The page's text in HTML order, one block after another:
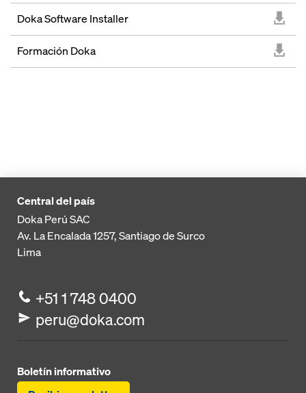
Doka Software Installer
Formación Doka
Central del país
Doka Perú SAC
Av. La Encalada 1257,Santiago de Surco
Lima
+51 1 748 0400
peru@doka.com
Boletín informativo